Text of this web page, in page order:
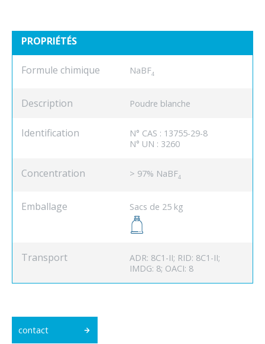
PROPRIÉTÉS
Formule chimique NaBF4
Description Poudre blanche
Identification
N° CAS : 13755-29-8
N° UN : 3260
Concentration > 97% NaBF4
Emballage Sacs de 25 kg
Transport
ADR: 8C1-II; RID: 8C1-II;
IMDG: 8; OACI: 8
contact